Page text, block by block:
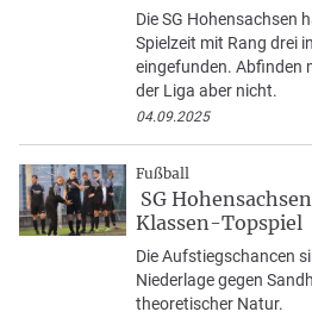
Die SG Hohensachsen
Spielzeit mit Rang drei
eingefunden. Abfinden
der Liga aber nicht.
04.09.2025
Fußball
SG
Klassen-Topspiel
Die Aufstiegschancen
Niederlage gegen
theoretischer Natur.